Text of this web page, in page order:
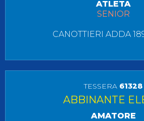
ATLETA
SENIOR
CANOTTIERI ADDA
TESSERA 61328
ABBINANTE
AMATORE